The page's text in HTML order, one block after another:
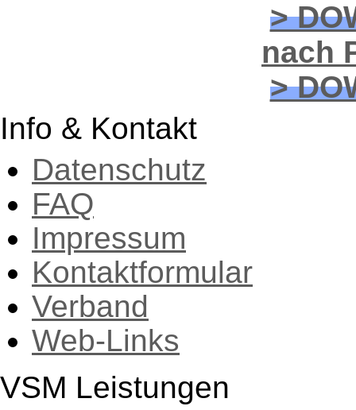
>
nach
>
Info & Kontakt
Datenschutz
FAQ
Impressum
Kontaktformular
Verband
Web-Links
VSM Leistungen